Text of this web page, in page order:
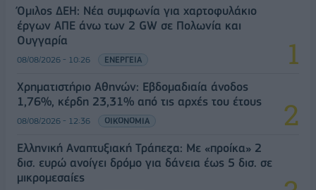
Όμιλος ΔΕΗ: Νέα συμφωνία για χαρτοφυλάκιο
έργων ΑΠΕ άνω των 2 GW σε Πολωνία και
Ουγγαρία
08/08/2026 - 10:26 ΕΝΕΡΓΕΙΑ
Χρηματιστήριο Αθηνών: Εβδομαδιαία άνοδος
1,76%, κέρδη 23,31% από τις αρχές του έτους
08/08/2026 - 12:36 ΟΙΚΟΝΟΜΙΑ
Ελληνική Αναπτυξιακή Τράπεζα: Με «προίκα» 2
δισ. ευρώ ανοίγει δρόμο για δάνεια έως 5 δισ. σε
μικρομεσαίες